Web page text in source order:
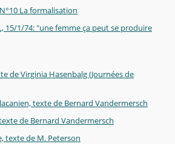
La formalisation
15/1/74: "une femme ça peut se produire
de Virginia Hasenbalg (Journées de
texte de Bernard Vandermersch
de Bernard Vandermersch
texte de M. Peterson